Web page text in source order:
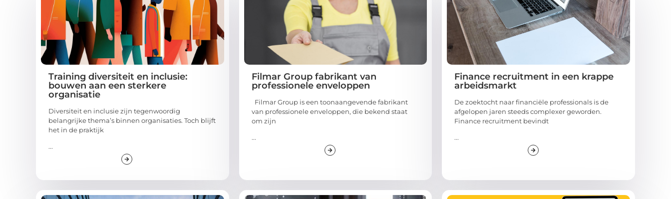
Training diversiteit en inclusie:
bouwen aan een sterkere
organisatie
Diversiteit en inclusie zijn tegenwoordig
belangrijke thema’s binnen organisaties. Toch blijft
het in de praktijk
...
Filmar Group fabrikant van
professionele enveloppen
Filmar Group is een toonaangevende fabrikant
van professionele enveloppen, die bekend staat
om zijn
...
Finance recruitment in een krappe
arbeidsmarkt
De zoektocht naar financiële professionals is de
afgelopen jaren steeds complexer geworden.
Finance recruitment bevindt
...